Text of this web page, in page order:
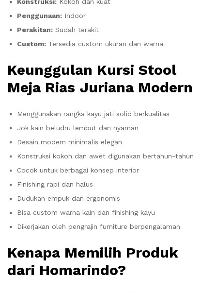
Penggunaan: Indoor
Perakitan: Sudah terakit
Custom: Tersedia custom ukuran dan warna
Keunggulan Kursi Stool
Meja Rias Juriana Modern
Menggunakan rangka kayu jati solid berkualitas
Jok kain beludru lembut dan nyaman
Desain modern minimalis elegan
Konstruksi kokoh dan awet digunakan bertahun-tahun
Cocok untuk berbagai konsep interior
Finishing rapi dan halus
Dudukan empuk dan ergonomis
Bisa custom warna kain dan finishing kayu
Dikerjakan oleh pengrajin furniture berpengalaman
Kenapa Memilih Produk
dari Homarindo?